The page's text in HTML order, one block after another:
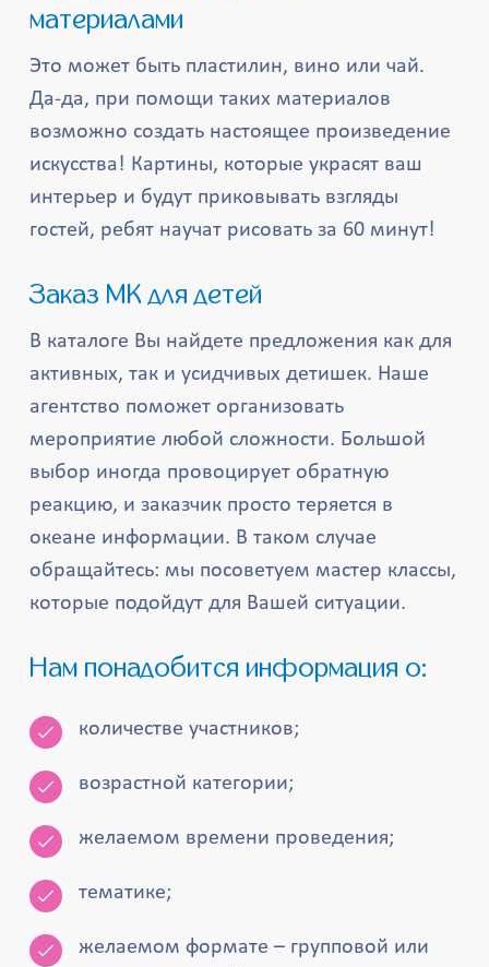
материалами
Это может быть пластилин, вино или чай.
Да-да, при помощи таких материалов
возможно создать настоящее произведение
искусства! Картины, которые украсят ваш
интерьер и будут приковывать взгляды
гостей, ребят научат рисовать за 60 минут!
Заказ МК для детей
В каталоге Вы найдете предложения как для
активных, так и усидчивых детишек. Наше
агентство поможет организовать
мероприятие любой сложности. Большой
выбор иногда провоцирует обратную
реакцию, и заказчик просто теряется в
океане информации. В таком случае
обращайтесь: мы посоветуем мастер классы,
которые подойдут для Вашей ситуации.
Нам понадобится информация о:
количестве участников;
возрастной категории;
желаемом времени проведения;
тематике;
желаемом формате – групповой или